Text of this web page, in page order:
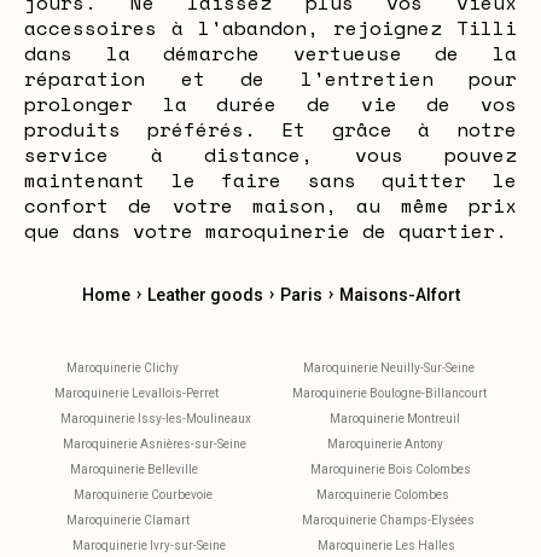
accessoires à l'abandon, rejoignez Tilli
dans la démarche vertueuse de la
réparation et de l'entretien pour
prolonger la durée de vie de vos
produits préférés. Et grâce à notre
service à distance, vous pouvez
maintenant le faire sans quitter le
confort de votre maison, au même prix
que dans votre maroquinerie de quartier.
Home › Leather goods › Paris › Maisons-Alfort
Maroquinerie Clichy
Maroquinerie Neuilly-Sur-Seine
Maroquinerie Levallois-Perret
Maroquinerie Boulogne-Billancourt
Maroquinerie Issy-les-Moulineaux
Maroquinerie Montreuil
Maroquinerie Asnières-sur-Seine
Maroquinerie Antony
Maroquinerie Belleville
Maroquinerie Bois Colombes
Maroquinerie Courbevoie
Maroquinerie Colombes
Maroquinerie Clamart
Maroquinerie Champs-Elysées
Maroquinerie Ivry-sur-Seine
Maroquinerie Les Halles